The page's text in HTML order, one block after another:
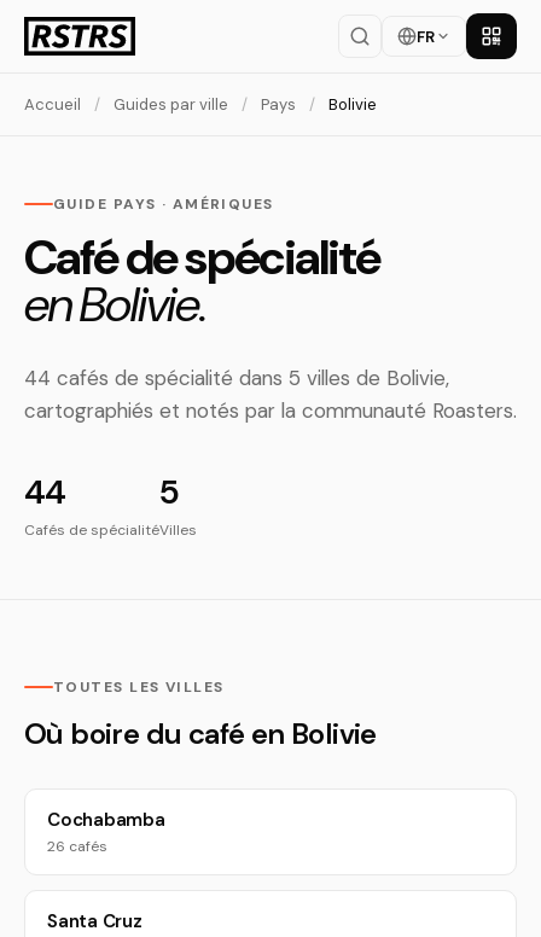
FR
Accueil / Guides par ville / Pays / Bolivie
GUIDE PAYS · AMÉRIQUES
Café de spécialité
en Bolivie.
44 cafés de spécialité dans 5 villes de Bolivie,
cartographiés et notés par la communauté Roasters.
44
Cafés de spécialité
5
Villes
TOUTES LES VILLES
Où boire du café en Bolivie
Cochabamba
26 cafés
Santa Cruz